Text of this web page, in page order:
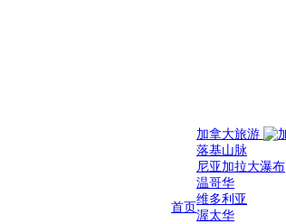
首页
加拿大旅游
落基山脉
尼亚加拉大瀑布
温哥华
维多利亚
渥太华